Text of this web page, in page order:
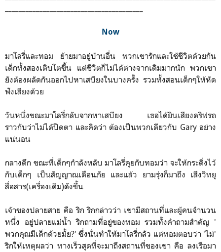
Now
มาโลรี่และทอม ย้ายมาอยู่บ้านอื่น พวกเขารักและใช้ชีวิตด้วยกัน
เด็กทั้งสองเติบโตขึ้น แต่ชีวิตก็ไม่ได้ต่างจากเดิมมากนัก พวกเขา
ยังต้องผลัดกันออกไปหาเสบียงในบางครั้ง รวมทั้งสอนเด็กๆให้หัด
ฟังเสียงด้วย
วันหนึ่งขณะมาโลรี่กลับจากหาเสบียง เธอได้ยินเสียงดริฟรถ
ราวกับว่าไม่ได้ปิดตา และคิดว่า ต้องเป็นพวกเดียวกับ Gary อย่าง
แน่นอน
กลางดึก ขณะที่เด็กๆกำลังหลับ มาโลรี่คุยกับทอมว่า จะให้กระดิ่งไว้
กับเด็กๆ เป็นสัญญาณเตือนภัย และแล้ว ยามรุ่งก็มาถึง เสีงวิทยุ
สื่อสาร(เครื่องเดิม)ดังขึ้น
เจ้าของปลายสาย คือ ริก ริกกล่าวว่า เขามีสถานที่และผู้คนจำนวน
หนึ่ง อยู่ปลายแม่น้ำ ริกถามที่อยู่ของทอม รวมทั้งคำถามสำคัญ '
พวกคุณมีเด็กด้วยมั้ย?' ซึ่งนั่นทำให้มาโลรี่กลัว แต่ทอมตอบว่า 'ไม่'
ริกให้เหตุผลว่า ทางเร็วสุดที่จะมาถึงสถานที่ของเขา คือ ลงเรือมา